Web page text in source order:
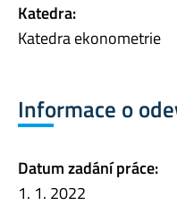
Katedra:
Katedra ekonometrie
Informace o
Datum zadání práce:
1. 1. 2022